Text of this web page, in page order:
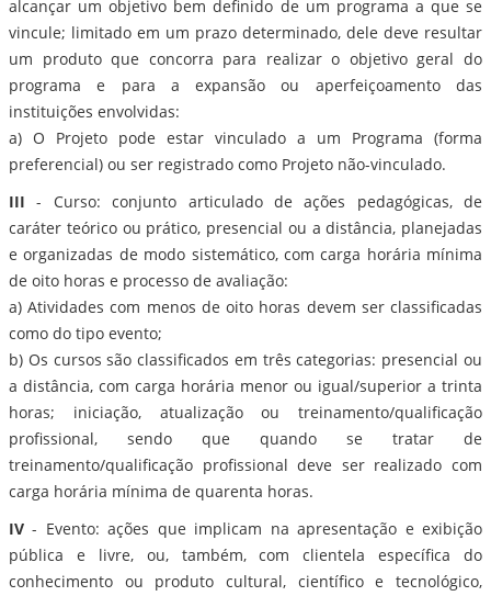
alcançar um objetivo bem definido de um programa a que se
vincule; limitado em um prazo determinado, dele deve resultar
um produto que concorra para realizar o objetivo geral do
programa e para a expansão ou aperfeiçoamento das
instituições envolvidas:
a) O Projeto pode estar vinculado a um Programa (forma
preferencial) ou ser registrado como Projeto não-vinculado.
III - Curso: conjunto articulado de ações pedagógicas, de
caráter teórico ou prático, presencial ou a distância, planejadas
e organizadas de modo sistemático, com carga horária mínima
de oito horas e processo de avaliação:
a) Atividades com menos de oito horas devem ser classificadas
como do tipo evento;
b) Os cursos são classificados em três categorias: presencial ou
a distância, com carga horária menor ou igual/superior a trinta
horas; iniciação, atualização ou treinamento/qualificação
profissional, sendo que quando se tratar de
treinamento/qualificação profissional deve ser realizado com
carga horária mínima de quarenta horas.
IV - Evento: ações que implicam na apresentação e exibição
pública e livre, ou, também, com clientela específica do
conhecimento ou produto cultural, científico e tecnológico,